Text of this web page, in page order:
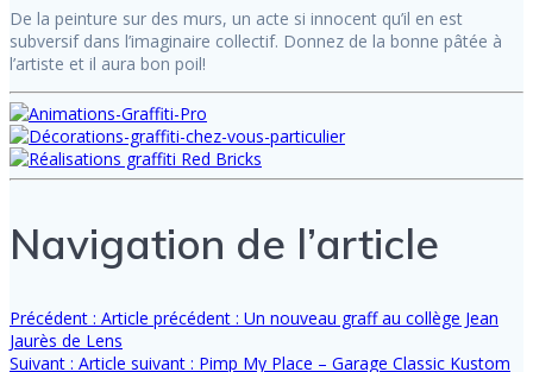
De la peinture sur des murs, un acte si innocent qu’il en est
subversif dans l’imaginaire collectif. Donnez de la bonne pâtée à
l’artiste et il aura bon poil!
Navigation de l’article
Précédent : Article précédent : Un nouveau graff au collège Jean
Jaurès de Lens
Suivant : Article suivant : Pimp My Place – Garage Classic Kustom